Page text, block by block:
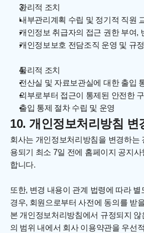
관리적 조치
내부관리계획 수립 및 정기적 직원
개인정보 취급자의 접근 권한 부여,
개인정보보호 전담조직 운영 및 규
물리적 조치
전산실 및 자료보관실에 대한 출입
외부로부터 접근이 통제된 안전한
출입 통제 절차 수립 및 운영
10. 개인정보처리방침 변
회사는 개인정보처리방침을 변경하는
용되기 최소 7일 전에 홈페이지 공지사
합니다.
또한, 변경 내용이 관계 법령에 따라
경우, 회원으로부터 사전에 동의를 받
본 개인정보처리방침에서 규정되지 않
의 범위 내에서 회사 이용약관을 우선